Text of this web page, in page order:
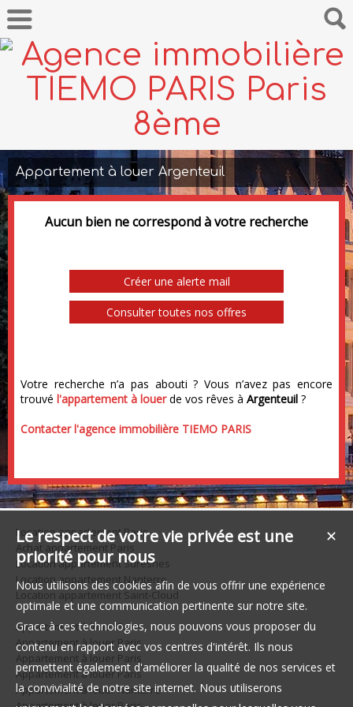
Appartement à louer Argenteuil
Aucun bien ne correspond à votre recherche
Créer une alerte mail
Consulter toutes nos offres
Votre recherche n’a pas abouti ? Vous n’avez pas encore
trouvé l'appartement à louerde vos rêves à Argenteuil ?
Contacter l'agence immobilière TIEMO PARIS
Location appartement Paris
Achat appartement Paris
Location appartement Suresnes
Location appartement Nanterre
Location appartement Saint-Cloud
Appartement à louer Paris
Appartement à louer Paris
Appartement à louer Paris
Appartement à louer Paris
Appartement à louer Nanterre
✕
Le respect de votre vie privée est une
priorité pour nous
Nous utilisons des cookies afin de vous offrir une expérience
optimale et une communication pertinente sur notre site.
Grace à ces technologies, nous pouvons vous proposer du
contenu en rapport avec vos centres d'intérêt. Ils nous
permettent également d'améliorer la qualité de nos services et
la convivialité de notre site internet. Nous utiliserons